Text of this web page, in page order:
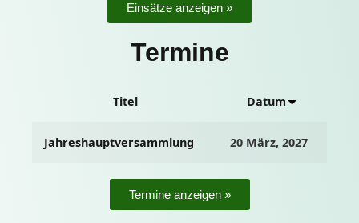
Einsätze anzeigen »
Termine
Titel Datum
Jahreshauptversammlung 20 März, 2027
Termine anzeigen »